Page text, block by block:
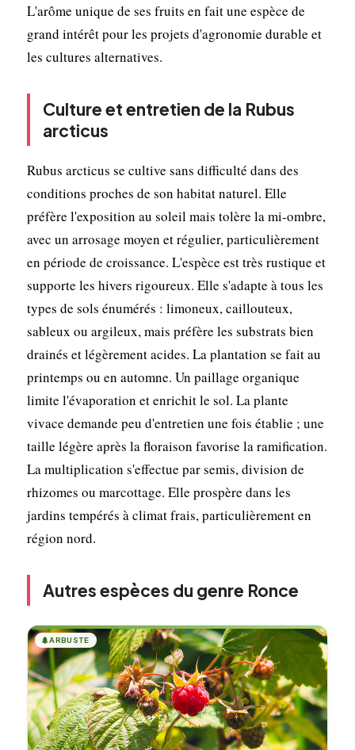
L'arôme unique de ses fruits en fait une espèce de
grand intérêt pour les projets d'agronomie durable et
les cultures alternatives.
Culture et entretien de la Rubus
arcticus
Rubus arcticus se cultive sans difficulté dans des
conditions proches de son habitat naturel. Elle
préfère l'exposition au soleil mais tolère la mi-ombre,
avec un arrosage moyen et régulier, particulièrement
en période de croissance. L'espèce est très rustique et
supporte les hivers rigoureux. Elle s'adapte à tous les
types de sols énumérés : limoneux, caillouteux,
sableux ou argileux, mais préfère les substrats bien
drainés et légèrement acides. La plantation se fait au
printemps ou en automne. Un paillage organique
limite l'évaporation et enrichit le sol. La plante
vivace demande peu d'entretien une fois établie ; une
taille légère après la floraison favorise la ramification.
La multiplication s'effectue par semis, division de
rhizomes ou marcottage. Elle prospère dans les
jardins tempérés à climat frais, particulièrement en
région nord.
Autres espèces du genre Ronce
🌲ARBUSTE